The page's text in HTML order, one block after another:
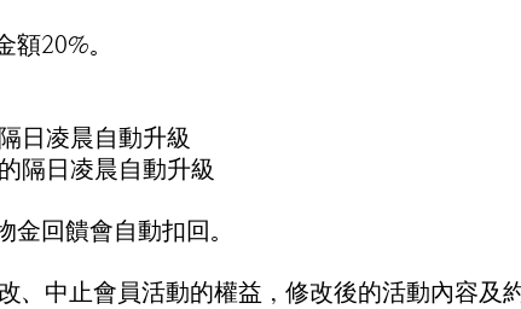
20%。
日凌晨自動升級
隔日凌晨自動升級
回饋會自動扣回。
、中止會員活動的權益，修改後的活動內容及